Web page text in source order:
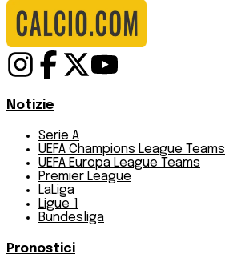
Notizie
Serie A
UEFA Champions League Teams
UEFA Europa League Teams
Premier League
LaLiga
Ligue 1
Bundesliga
Pronostici